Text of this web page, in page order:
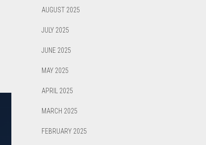
AUGUST 2025
JULY 2025
JUNE 2025
MAY 2025
APRIL 2025
MARCH 2025
FEBRUARY 2025